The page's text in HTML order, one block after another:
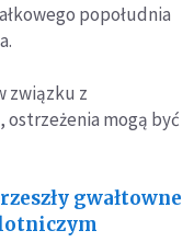
popołudnia
związku z
ostrzeżenia mogą być
gwałtowne